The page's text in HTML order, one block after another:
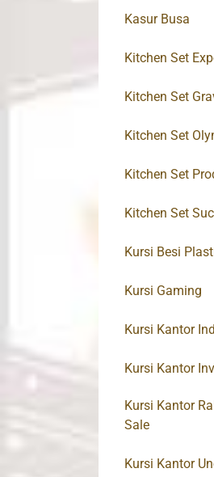
Kasur Busa
Kitchen Set
Kitchen Set
Kitchen Set
Kitchen Set
Kitchen Set
Kursi Besi
Kursi Gaming
Kursi Kantor
Kursi Kantor
Kursi Kantor
Sale
Kursi Kantor